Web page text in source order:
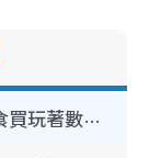
【8月生日優惠2026】全港85大食買玩著數攻略 自助餐/火鍋放題同行免費＋誠品/DONKI送現金券